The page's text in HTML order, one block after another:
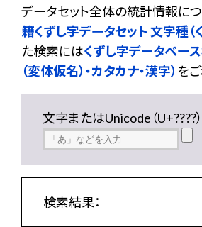
データセット全体の統計情報につ
籍くずし字データセット 文字種（
た検索にはくずし字データベー
（変体仮名）・カタカナ・漢字） を
文字またはUnicode（U+????
検索結果：